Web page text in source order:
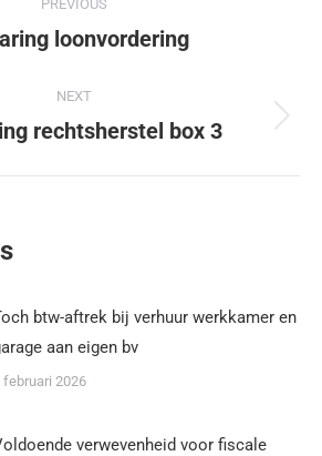
PREVIOUS
loonvordering
NEXT
rechtsherstel box 3
btw-aftrek bij verhuur werkkamer en
aan eigen bv
februari 2026
verwevenheid voor fiscale